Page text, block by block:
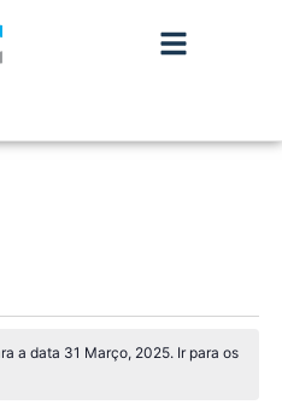
a data 31 Março, 2025. Ir para os